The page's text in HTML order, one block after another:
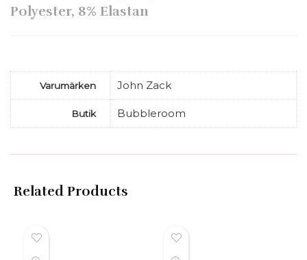
Polyester, 8% Elastan
Varumärken John Zack
Butik Bubbleroom
Related Products